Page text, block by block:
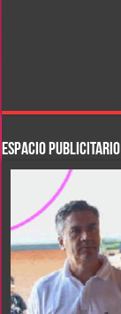
ESPACIO PUBLICITARIO